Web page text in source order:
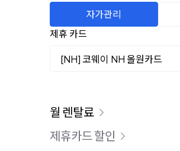
자가관리
제휴 카드
[NH] 코웨이 NH 올원카드
이용 요금
월 렌탈료
제휴카드 할인